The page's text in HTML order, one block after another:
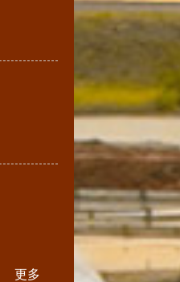
更多